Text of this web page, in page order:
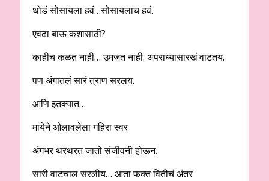
थोडं सोसायला हवं…सोसायलाच हवं.
एवढा बाऊ कशासाठी?
काहीच कळत नाही… उमजत नाही. अपराध्यासारखं वाटतय.
पण अंगातलं सारं त्राण सरलय.
आणि इतक्यात…
मायेने ओलावलेला गहिरा स्वर
अंगभर थरथरत जातो संजीवनी होऊन.
सारी वाटचाल सरलीय… आता फक्त वितीचं अंतर